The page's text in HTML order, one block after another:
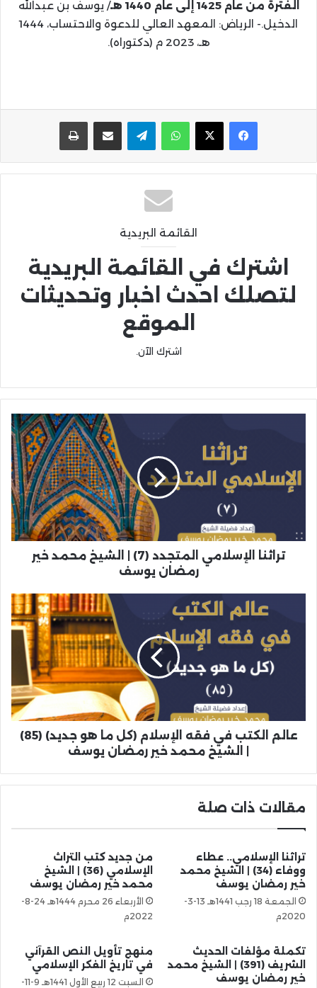
الفترة من عام 1425 إلى عام 1440 هـ
/ يوسف بن عبدالله
الدخيل.- الرياض: المعهد العالي للدعوة والاحتساب، 1444
هـ، 2023 م (دكتوراه).
واتساب تيلقرام مشاركة عبر البريد
القائمة البريدية
اشترك في القائمة البريدية
لتصلك احدث اخبار وتحديثات
الموقع
اشترك الآن.
تراثنا الإسلامي المتجدد (7) | الشيخ محمد خير
رمضان يوسف
عالم الكتب في فقه الإسلام (كل ما هو جديد) (85)
| الشيخ محمد خير رمضان يوسف
مقالات ذات صلة
تراثنا الإسلامي.. عطاء
ووفاء (34) | الشيخ محمد
خير رمضان يوسف
الجمعة 18 رجب 1441هـ 13-3-
2020م
من جديد كتب التراث
الإسلامي (36) | الشيخ
محمد خير رمضان يوسف
الأربعاء 26 محرم 1444هـ 24-8-
2022م
تكملة مؤلفات الحديث
الشريف (391) | الشيخ محمد
خير رمضان يوسف
منهج تأويل النص القرآني
في تاريخ الفكر الإسلامي
السبت 12 ربيع الأول 1441هـ 9-11-